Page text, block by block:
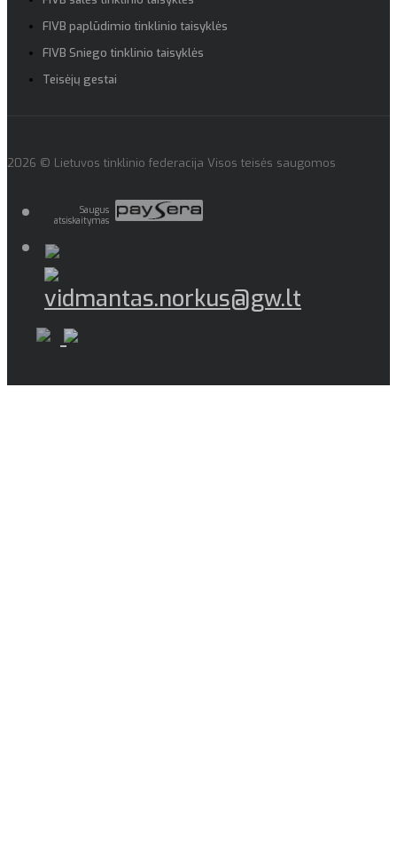
FIVB paplūdimio tinklinio taisyklės
FIVB Sniego tinklinio taisyklės
Teisėjų gestai
2026 © Lietuvos tinklinio federacija Visos teisės saugomos
Saugus
atsiskaitymas